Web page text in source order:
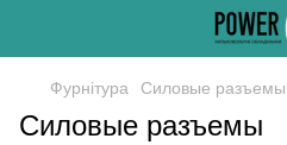
Фурнітура Силовые разъемы
Силовые разъемы